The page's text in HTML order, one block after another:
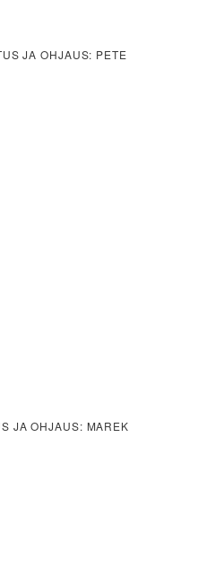
JA OHJAUS: PETE
JA OHJAUS: MAREK